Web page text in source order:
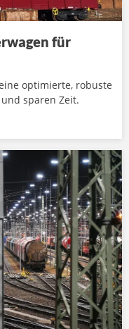
für
optimierte, robuste
sparen Zeit.